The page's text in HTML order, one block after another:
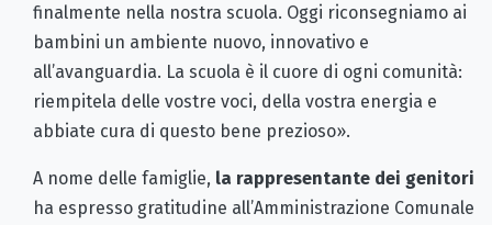
finalmente nella nostra scuola. Oggi riconsegniamo ai
bambini un ambiente nuovo, innovativo e
all’avanguardia. La scuola è il cuore di ogni comunità:
riempitela delle vostre voci, della vostra energia e
abbiate cura di questo bene prezioso».
A nome delle famiglie, la rappresentante dei genitori
ha espresso gratitudine all’Amministrazione Comunale